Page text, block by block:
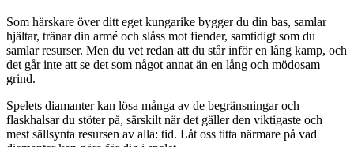
Som härskare över ditt eget kungarike bygger du din bas, samlar
hjältar, tränar din armé och slåss mot fiender, samtidigt som du
samlar resurser. Men du vet redan att du står inför en lång kamp, och
det går inte att se det som något annat än en lång och mödosam
grind.
Spelets diamanter kan lösa många av de begränsningar och
flaskhalsar du stöter på, särskilt när det gäller den viktigaste och
mest sällsynta resursen av alla: tid. Låt oss titta närmare på vad